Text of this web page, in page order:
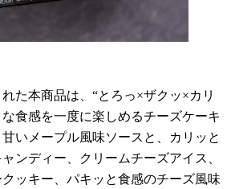
た本商品は、“とろっ×ザクッ×カリ
食感を一度に楽しめるチーズケーキ
いメープル風味ソースと、カリッと
ンディー、クリームチーズアイス、
ッキー、パキッと食感のチーズ風味